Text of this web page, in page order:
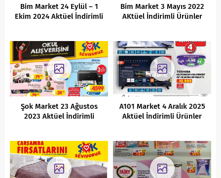
Bim Market 24 Eylül – 1
Ekim 2024 Aktüel İndirimli
Bim Market 3 Mayıs 2022
AKtüel İndirimli Ürünler
Şok Market 23 Ağustos
2023 Aktüel İndirimli
A101 Market 4 Aralık 2025
Aktüel İndirimli Ürünler